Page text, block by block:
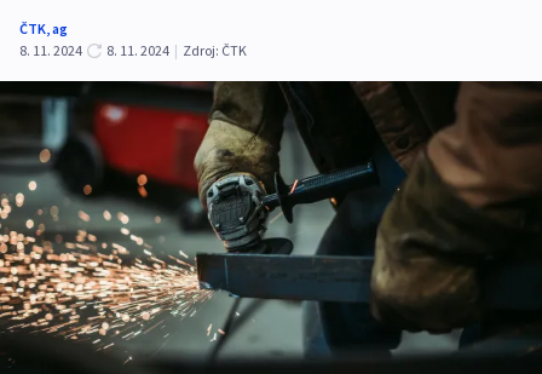
ČTK,ag
8. 11. 2024
8. 11. 2024 | Zdroj: ČTK